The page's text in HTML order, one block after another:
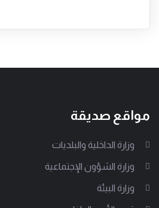
مواقع صديقة
وزارة الداخلية والبلديات
وزارة الشؤون الإجتماعية
وزارة البيئة